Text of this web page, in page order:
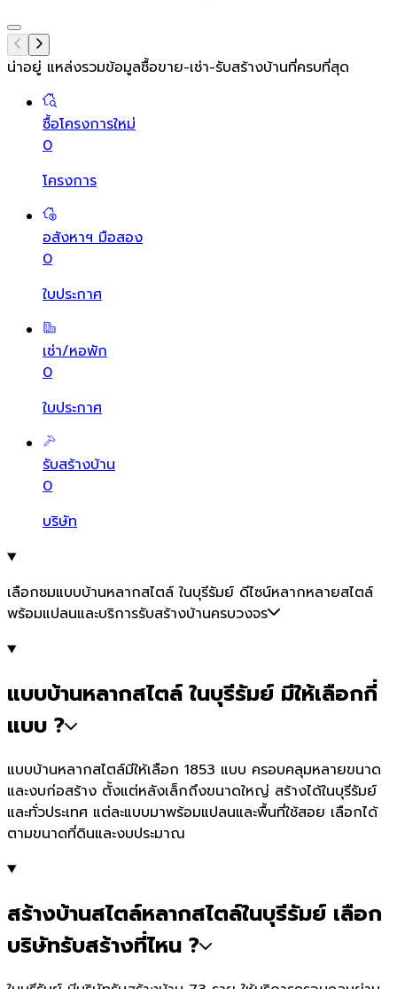
น่าอยู่ แหล่งรวมข้อมูลซื้อขาย-เช่า-รับสร้างบ้านที่ครบที่สุด
ซื้อโครงการใหม่
0
โครงการ
อสังหาฯ มือสอง
0
ใบประกาศ
เช่า/หอพัก
0
ใบประกาศ
รับสร้างบ้าน
0
บริษัท
เลือกชมแบบบ้านหลากสไตล์ ในบุรีรัมย์ ดีไซน์หลากหลายสไตล์
พร้อมแปลนและบริการรับสร้างบ้านครบวงจร
แบบบ้านหลากสไตล์ ในบุรีรัมย์ มีให้เลือกกี่
แบบ ?
แบบบ้านหลากสไตล์มีให้เลือก 1853 แบบ ครอบคลุมหลายขนาด
และงบก่อสร้าง ตั้งแต่หลังเล็กถึงขนาดใหญ่ สร้างได้ในบุรีรัมย์
และทั่วประเทศ แต่ละแบบมาพร้อมแปลนและพื้นที่ใช้สอย เลือกได้
ตามขนาดที่ดินและงบประมาณ
สร้างบ้านสไตล์หลากสไตล์ในบุรีรัมย์ เลือก
บริษัทรับสร้างที่ไหน ?